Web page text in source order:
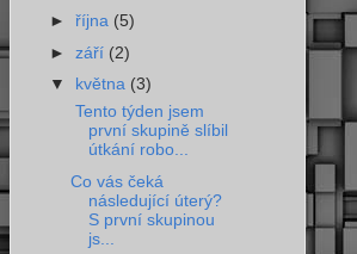
► října (5)
► září (2)
▼ května (3)
Tento týden jsem
první skupině slíbil
útkání robo...
Co vás čeká
následující úterý?
S první skupinou
js...